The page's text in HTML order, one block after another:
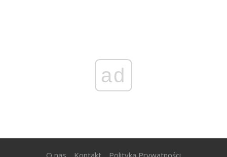
ad
O nas Kontakt Polityka Prywatności